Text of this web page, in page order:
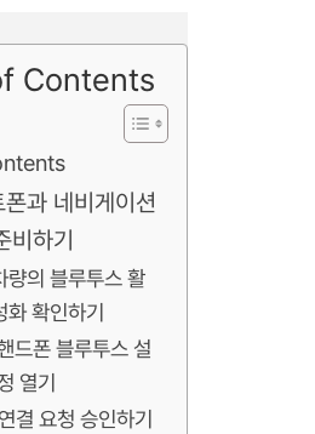
Contents
과 네비게이션
비하기
량의 블루투스 활
화 확인하기
드폰 블루투스 설
열기
연결 요청 승인하기